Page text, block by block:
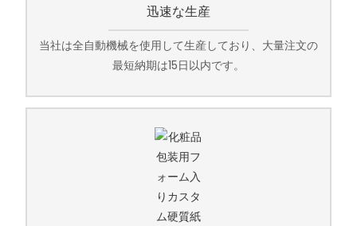
迅速な生産
当社は全自動機械を使用して生産しており、大量注文の
最短納期は15日以内です。